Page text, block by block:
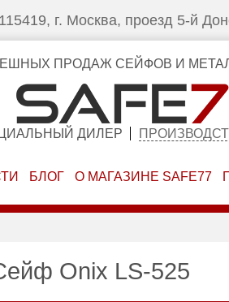
115419, г. Москва, проезд 5-й
ПРОДАЖ СЕЙФОВ И
ДИЛЕР
БЛОГ О МАГАЗИНЕ SAFE77
Onix LS-525